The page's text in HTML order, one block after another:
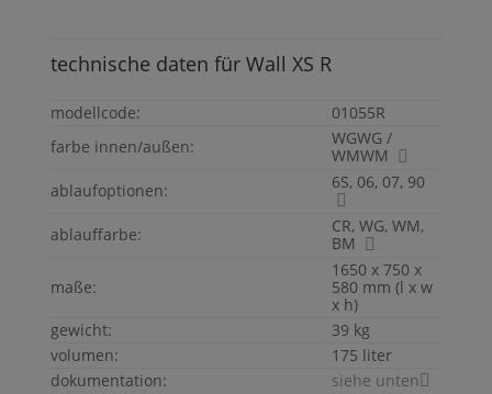
technische daten für Wall XS R
modellcode:
01055R
farbe innen/außen:
WGWG /
WMWM
ablaufoptionen:
6S, 06, 07, 90
ablauffarbe:
CR, WG, WM,
BM
maße:
1650 x 750 x
580 mm (l x w
x h)
gewicht:
39 kg
volumen:
175 liter
dokumentation:
siehe unten